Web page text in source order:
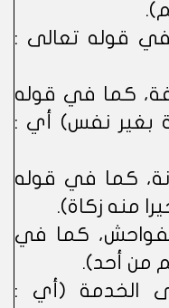
في قوله تعالى :
كما في قوله
بغير نفس) أي :
كما في قوله
منه زكاة).
كما في
من أحد).
الخدمة (أي :